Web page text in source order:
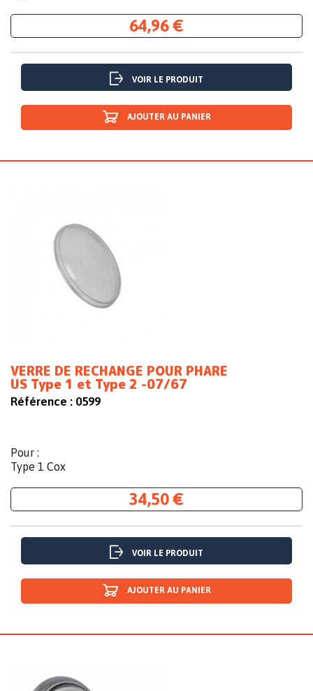
64,96 €
VOIR LE PRODUIT
AJOUTER AU PANIER
VERRE DE RECHANGE POUR PHARE
US Type 1 et Type 2 -07/67
Référence : 0599
Pour :
Type 1 Cox
34,50 €
VOIR LE PRODUIT
AJOUTER AU PANIER